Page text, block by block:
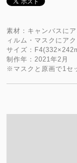
素材：キャンバスに
ィルム・マスクにア
サイズ：
制作年：2021年2月
※マスクと原画で1セ